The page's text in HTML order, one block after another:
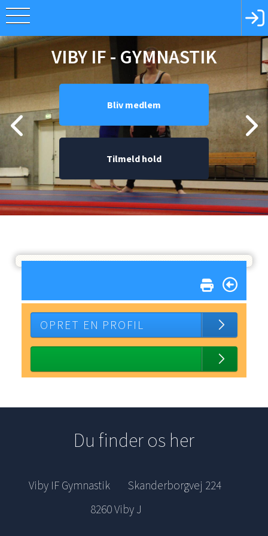
VIBY IF - GYMNASTIK
Bliv medlem
Tilmeld hold
OPRET EN PROFIL
Du finder os her
Viby IF Gymnastik
Skanderborgvej 224
8260 Viby J